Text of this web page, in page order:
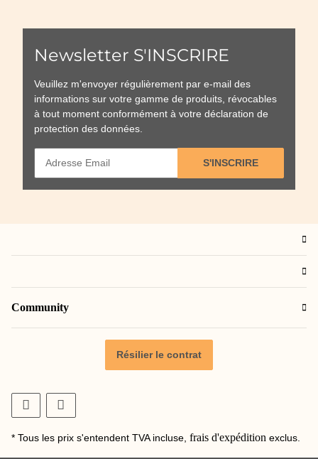
Newsletter S'INSCRIRE
Veuillez m'envoyer régulièrement par e-mail des
informations sur votre gamme de produits, révocables
à tout moment conformément à votre déclaration de
protection des données
S'INSCRIRE
Community
Résilier le contrat
* Tous les prix s'entendent TVA incluse, frais d'expédition exclus.